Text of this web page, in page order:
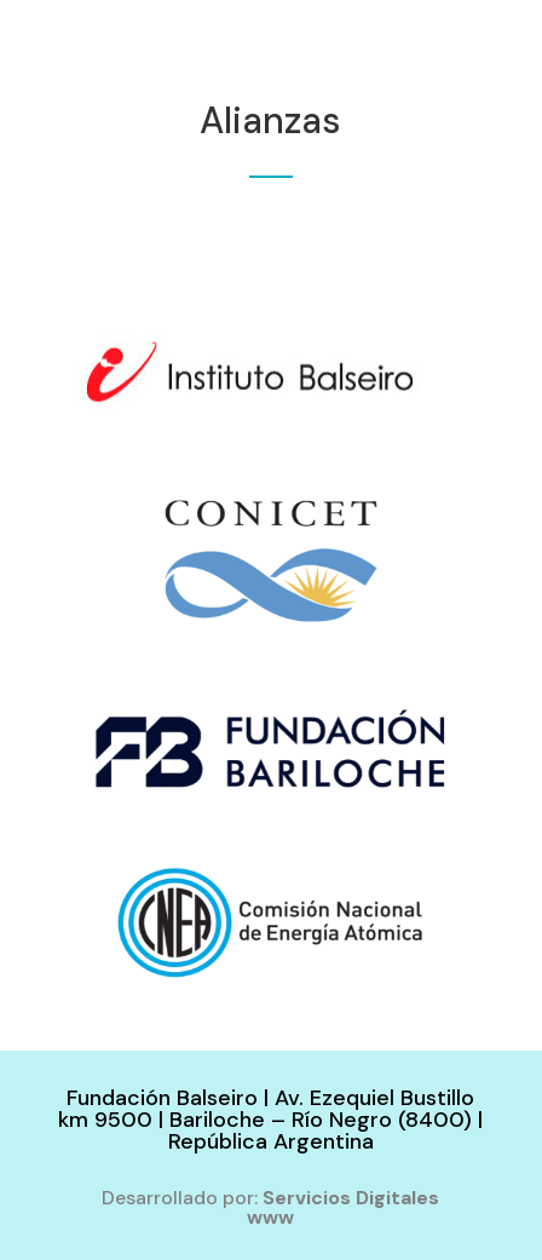
Alianzas
Fundación Balseiro | Av. Ezequiel Bustillo
km 9500 | Bariloche – Río Negro (8400) |
República Argentina
Desarrollado por: Servicios Digitales
www